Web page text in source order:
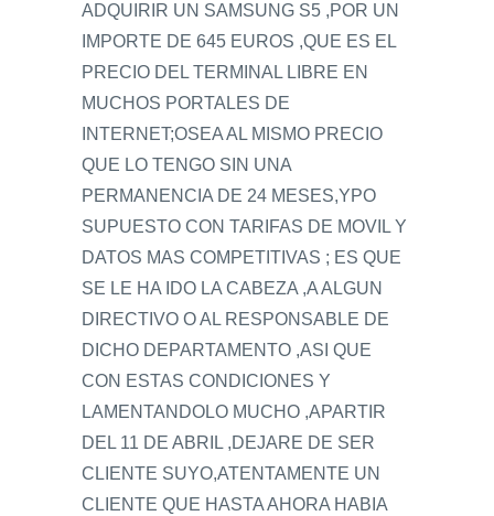
ADQUIRIR UN SAMSUNG S5 ,POR UN
IMPORTE DE 645 EUROS ,QUE ES EL
PRECIO DEL TERMINAL LIBRE EN
MUCHOS PORTALES DE
INTERNET;OSEA AL MISMO PRECIO
QUE LO TENGO SIN UNA
PERMANENCIA DE 24 MESES,YPO
SUPUESTO CON TARIFAS DE MOVIL Y
DATOS MAS COMPETITIVAS ; ES QUE
SE LE HA IDO LA CABEZA ,A ALGUN
DIRECTIVO O AL RESPONSABLE DE
DICHO DEPARTAMENTO ,ASI QUE
CON ESTAS CONDICIONES Y
LAMENTANDOLO MUCHO ,APARTIR
DEL 11 DE ABRIL ,DEJARE DE SER
CLIENTE SUYO,ATENTAMENTE UN
CLIENTE QUE HASTA AHORA HABIA